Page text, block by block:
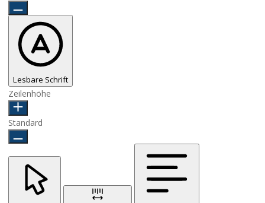
Lesbare Schrift
Zeilenhöhe
Standard